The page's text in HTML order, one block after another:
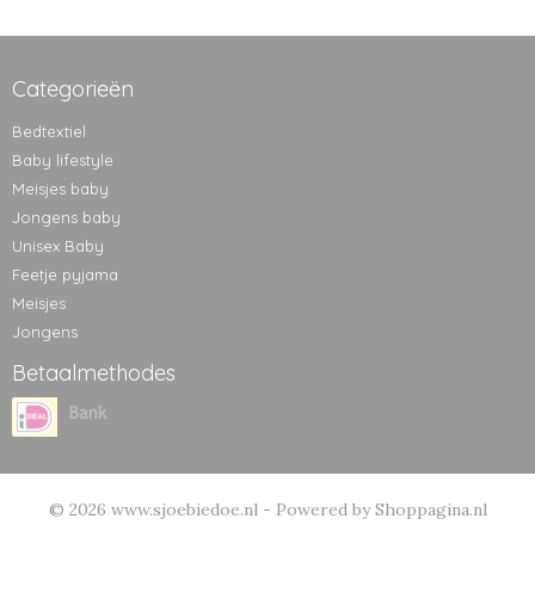
Categorieën
Bedtextiel
Baby lifestyle
Meisjes baby
Jongens baby
Unisex Baby
Feetje pyjama
Meisjes
Jongens
Betaalmethodes
© 2026 www.sjoebiedoe.nl - Powered by Shoppagina.nl